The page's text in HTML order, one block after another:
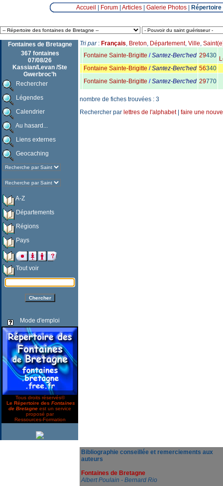
Accueil Forum| Articles| Galerie Photos|
Fontaines de Bretagne
367 fontaines
07/08/26
Kassian/Levan /Ste
Gwerbroc’h
Rechercher
Légendes
Calendrier
Au hasard...
Liens externes
Geocaching
A-Z
Départements
Régions
Pays
Tout voir
Mode d'emploi
Tous droits réservés©
Le Répertoire des Fontaines
de Bretagne est un service
proposé par
Ressources-Formation
Tri par: Français, Breton, Département, Ville,
Fontaine Sainte-Brigitte /Santez-Berc'hed 29430
Fontaine Sainte-Brigitte /Santez-Berc'hed 56340
Fontaine Sainte-Brigitte /Santez-Berc'hed 29770
nombre de fiches trouvées : 3
Rechercher par lettres de l'alphabet| faire une
Bibliographie conseillée et remerciements aux
auteurs
Fontaines de Bretagne
Albert Poulain - Bernard Rio